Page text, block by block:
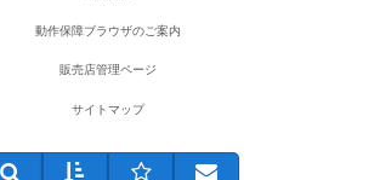
動作保障ブラウザのご案内
販売店管理ページ
サイトマップ